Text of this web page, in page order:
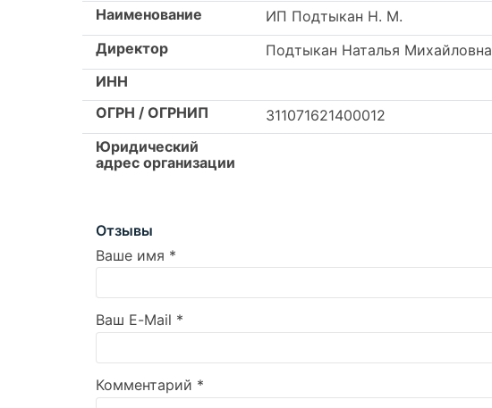
Наименование
ИП Подтыкан Н. М.
Директор
Подтыкан Наталья Михайловна
ИНН
ОГРН / ОГРНИП
311071621400012
Юридический
адрес организации
Отзывы
Ваше имя *
Ваш E-Mail *
Комментарий *